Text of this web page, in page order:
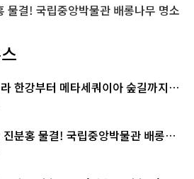
물결! 국립중앙박물관 배롱나무 명소
한강부터 메타세쿼이아 숲길까지…
스
분홍 물결! 국립중앙박물관 배롱나